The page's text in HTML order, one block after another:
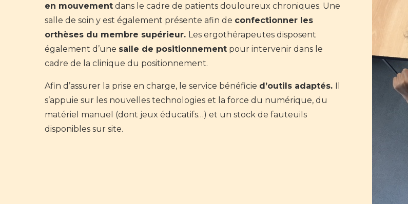
en mouvement dans le cadre de patients douloureux chroniques. Une
salle de soin y est également présente afin de confectionner les
orthèses du membre supérieur. Les ergothérapeutes disposent
également d’une salle de positionnement pour intervenir dans le
cadre de la clinique du positionnement.
Afin d’assurer la prise en charge, le service bénéficie d’outils adaptés. Il
s’appuie sur les nouvelles technologies et la force du numérique, du
matériel manuel (dont jeux éducatifs…) et un stock de fauteuils
disponibles sur site.